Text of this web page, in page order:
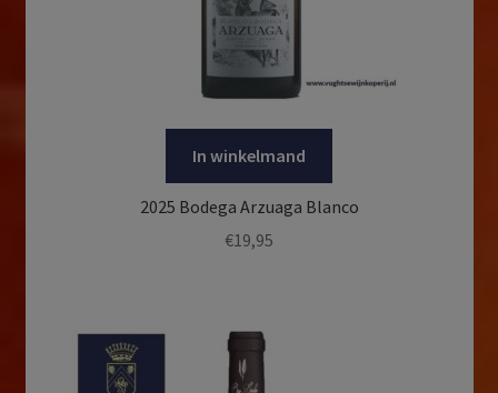
In winkelmand
2025 Bodega Arzuaga Blanco
€19,95